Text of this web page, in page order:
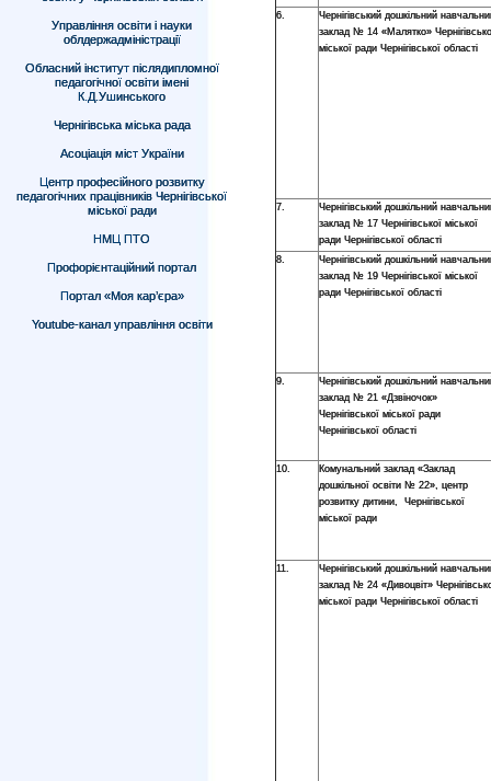
Управління освіти і науки
облдержадміністрації
Обласний інститут післядипломної
педагогічної освіти імені
К.Д.Ушинського
Чернігівська міська рада
Асоціація міст України
Центр професійного розвитку
педагогічних працівників Чернігівської
міської ради
НМЦ ПТО
Профорієнтаційний портал
Портал «Моя кар’єра»
Youtube-канал управління освіти
6.
Чернігівський дошкільний
заклад № 14 «Малятко»
міської ради Чернігівської області
7.
Чернігівський дошкільний
заклад № 17 Чернігівської міської
ради Чернігівської області
8.
Чернігівський дошкільний
заклад № 19 Чернігівської міської
ради Чернігівської області
9.
Чернігівський дошкільний
заклад № 21 «Дзвіночок»
Чернігівської міської ради
Чернігівської області
10.
Комунальний заклад «Заклад
дошкільної освіти № 22», центр
розвитку дитини, Чернігівської
міської ради
11.
Чернігівський дошкільний
заклад № 24 «Дивоцвіт»
міської ради Чернігівської області